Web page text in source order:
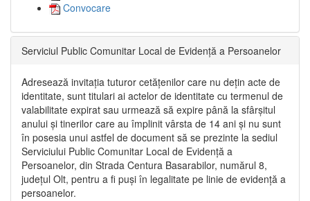
Convocare
Serviciul Public Comunitar Local de Evidență a Persoanelor
Adresează invitația tuturor cetățenilor care nu dețin acte de
identitate, sunt titulari ai actelor de identitate cu termenul de
valabilitate expirat sau urmează să expire până la sfârșitul
anului și tinerilor care au împlinit vârsta de 14 ani și nu sunt
în posesia unui astfel de document să se prezinte la sediul
Serviciului Public Comunitar Local de Evidență a
Persoanelor, din Strada Centura Basarabilor, numărul 8,
județul Olt, pentru a fi puși în legalitate pe linie de evidență a
persoanelor.